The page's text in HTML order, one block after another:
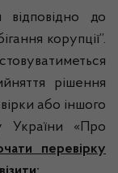
відповідно до
корупції”.
рішення
або іншого
України «Про
перевірку